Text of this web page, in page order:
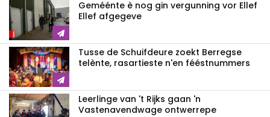
Geméénte è nog gin vergunning vor Ellef
Ellef afgegeve
Tusse de Schuifdeure zoekt Berregse
telènte, rasartieste n'en fééstnummers
Leerlinge van 't Rijks gaan 'n
Vastenavendwage ontwerrepe